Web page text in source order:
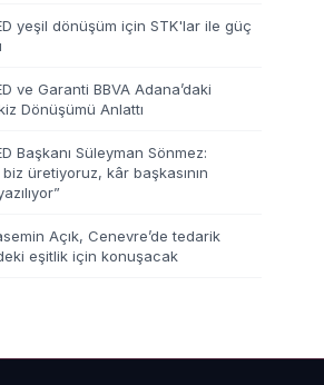
yeşil dönüşüm için STK'lar ile güç
ve Garanti BBVA Adana’daki
Dönüşümü Anlattı
Başkanı Süleyman Sönmez:
üretiyoruz, kâr başkasının
Açık, Cenevre’de tedarik
eşitlik için konuşacak